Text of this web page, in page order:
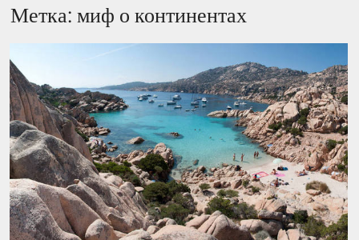
Метка:миф о континентах